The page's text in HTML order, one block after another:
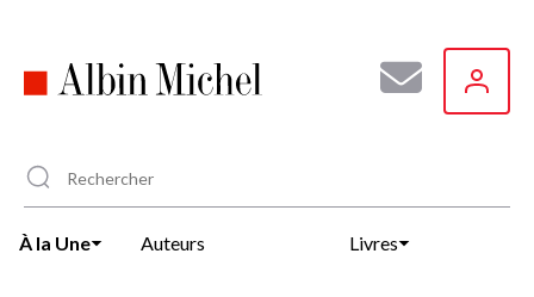
principal
À la Une Auteurs Livres